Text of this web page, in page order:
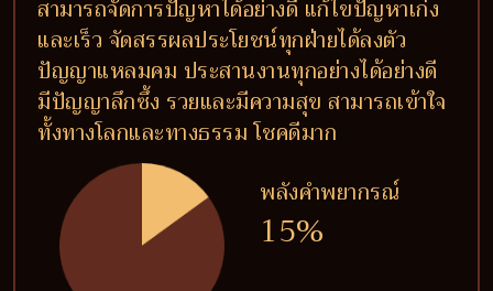
สามารถจัดการปัญหาได้อย่างดี แก้ไขปัญหาเก่ง
และเร็ว จัดสรรผลประโยชน์ทุกฝ่ายได้ลงตัว
ปัญญาแหลมคม ประสานงานทุกอย่างได้อย่างดี
มีปัญญาลึกซึ้ง รวยและมีความสุข สามารถเข้าใจ
ทั้งทางโลกและทางธรรม โชคดีมาก
พลังคำพยากรณ์
15%